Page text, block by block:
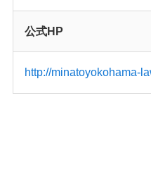
公式HP
http://minatoyokohama-